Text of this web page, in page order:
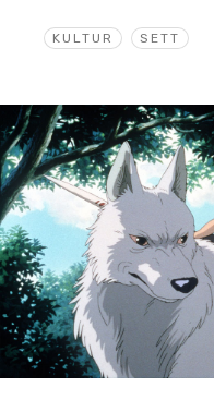
KULTUR SETT